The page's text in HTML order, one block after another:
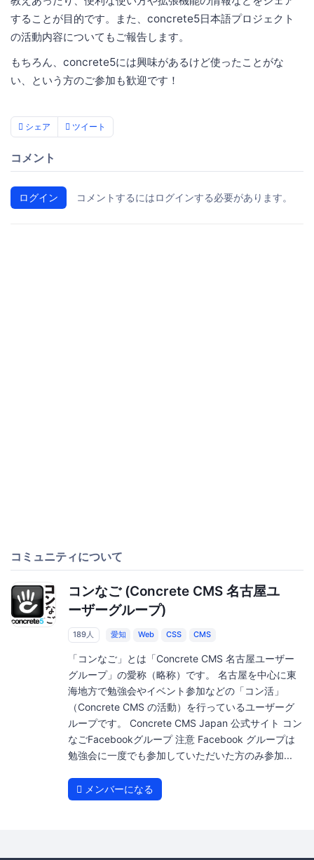
することが目的です。また、concrete5日本語プロジェクト
の活動内容についてもご報告します。
もちろん、concrete5には興味があるけど使ったことがな
い、という方のご参加も歓迎です！
シェア ツイート
コメント
ログイン コメントするにはログインする必要があります。
コミュニティについて
コンなご (Concrete CMS 名古屋ユ
ーザーグループ)
189人 愛知 Web CSS CMS
「コンなご」とは「Concrete CMS 名古屋ユーザー
グループ」の愛称（略称）です。 名古屋を中心に東
海地方で勉強会やイベント参加などの「コン活」
（Concrete CMS の活動）を行っているユーザーグ
ループです。 Concrete CMS Japan 公式サイト コン
なごFacebookグループ 注意 Facebook グループは
勉強会に一度でも参加していただいた方のみ参加...
メンバーになる